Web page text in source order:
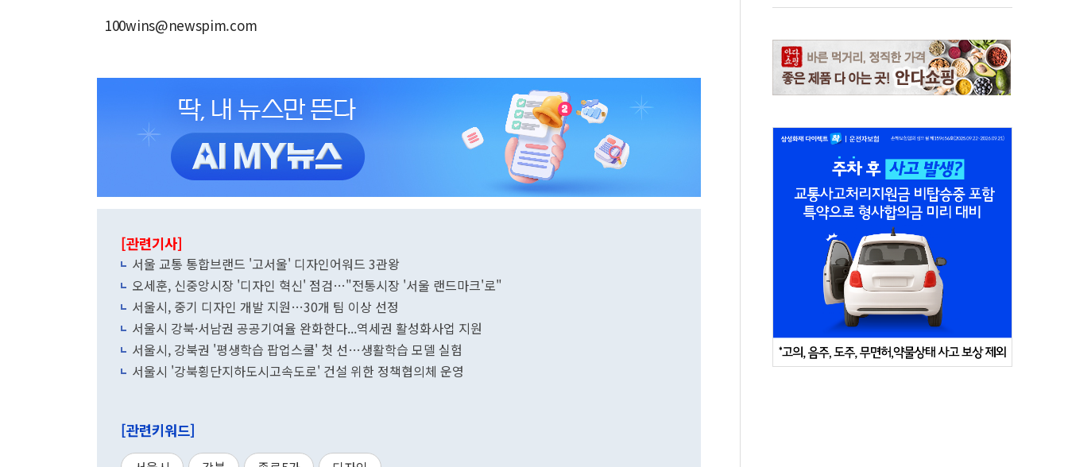
100wins@newspim.com
[관련기사]
서울 교통 통합브랜드 '고서울' 디자인어워드 3관왕
오세훈, 신중앙시장 '디자인 혁신' 점검…"전통시장 '서울 랜드마크'로"
서울시, 중기 디자인 개발 지원…30개 팀 이상 선정
서울시 강북·서남권 공공기여율 완화한다...역세권 활성화사업 지원
서울시, 강북권 '평생학습 팝업스쿨' 첫 선…생활학습 모델 실험
서울시 '강북횡단지하도시고속도로' 건설 위한 정책협의체 운영
[관련키워드]